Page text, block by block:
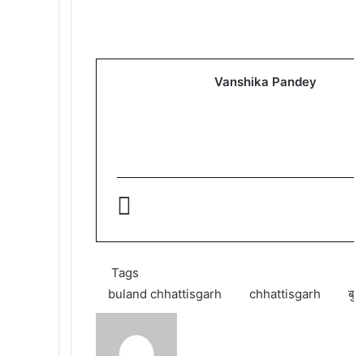
Vanshika Pandey
Tags
buland chhattisgarh
chhattisgarh